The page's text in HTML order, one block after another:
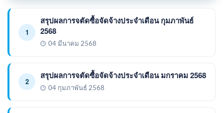
1
สรุปผลการจตัดซื้อจัดจ้างประจำเดือน กุมภาพันธ์
2568
04 มีนาคม 2568
2
สรุปผลการจตัดซื้อจัดจ้างประจำเดือน มกราคม 2568
04 กุมภาพันธ์ 2568